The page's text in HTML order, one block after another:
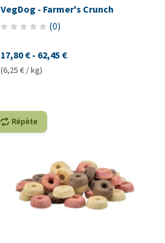
VegDog - Farmer's Crunch
(0)
17,80 €- 62,45 €
(6,25 € / kg)
Répète